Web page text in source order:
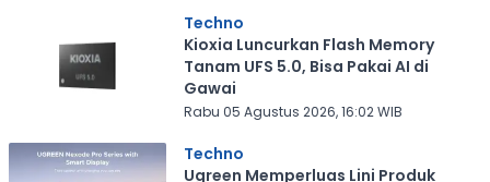
Techno
Kioxia Luncurkan Flash Memory
Tanam UFS 5.0, Bisa Pakai AI di
Gawai
Rabu 05 Agustus 2026, 16:02 WIB
Techno
Ugreen Memperluas Lini Produk